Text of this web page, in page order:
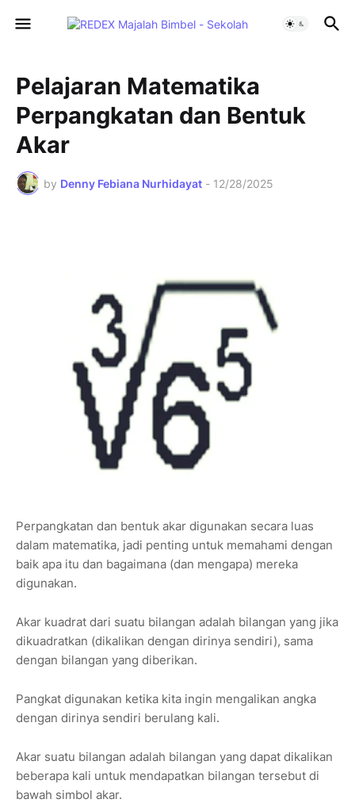
Pelajaran Matematika
Perpangkatan dan Bentuk
Akar
by Denny Febiana Nurhidayat - 12/28/2025
Perpangkatan dan bentuk akar digunakan secara luas
dalam matematika, jadi penting untuk memahami dengan
baik apa itu dan bagaimana (dan mengapa) mereka
digunakan.
Akar kuadrat dari suatu bilangan adalah bilangan yang jika
dikuadratkan (dikalikan dengan dirinya sendiri), sama
dengan bilangan yang diberikan.
Pangkat digunakan ketika kita ingin mengalikan angka
dengan dirinya sendiri berulang kali.
Akar suatu bilangan adalah bilangan yang dapat dikalikan
beberapa kali untuk mendapatkan bilangan tersebut di
bawah simbol akar.